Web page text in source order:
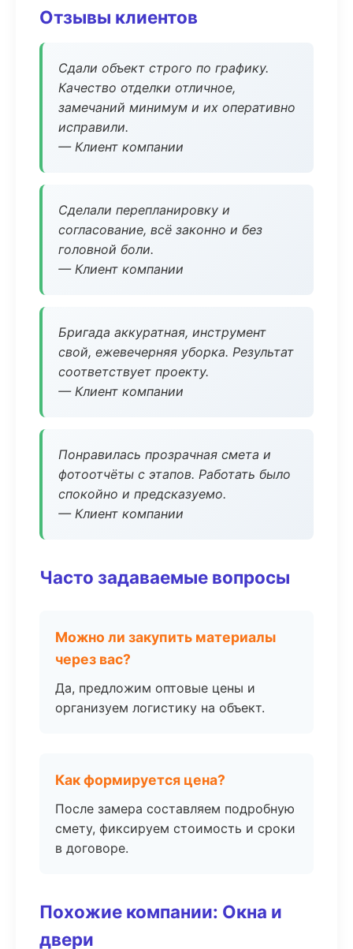
Отзывы клиентов
Сдали объект строго по графику.
Качество отделки отличное,
замечаний минимум и их оперативно
исправили.
— Клиент компании
Сделали перепланировку и
согласование, всё законно и без
головной боли.
— Клиент компании
Бригада аккуратная, инструмент
свой, ежевечерняя уборка. Результат
соответствует проекту.
— Клиент компании
Понравилась прозрачная смета и
фотоотчёты с этапов. Работать было
спокойно и предсказуемо.
— Клиент компании
Часто задаваемые вопросы
Можно ли закупить материалы
через вас?
Да, предложим оптовые цены и
организуем логистику на объект.
Как формируется цена?
После замера составляем подробную
смету, фиксируем стоимость и сроки
в договоре.
Похожие компании: Окна и
двери